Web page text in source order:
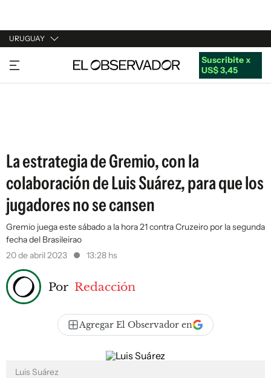
URUGUAY
URUGUAY
ARGENTINA
Suscribite x
US$ 3,45
La estrategia de Gremio, con la
colaboración de Luis Suárez, para que los
jugadores no se cansen
Gremio juega este sábado a la hora 21 contra Cruzeiro por la segunda
fecha del Brasileirao
20 de abril 2023
13:28 hs
Por Redacción
Agregar El Observador en
Luis Suárez